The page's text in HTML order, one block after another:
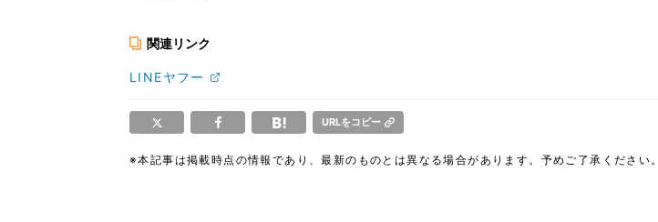
関連リンク
LINEヤフー
URLをコピー
※本記事は掲載時点の情報であり、最新のものとは異なる場合があります。予めご了承ください。